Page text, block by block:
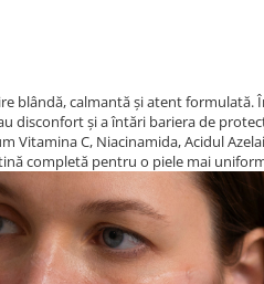
blândă, calmantă și atent formulată.
disconfort și a întări bariera de
Vitamina C, Niacinamida, Acidul
completă pentru o piele mai